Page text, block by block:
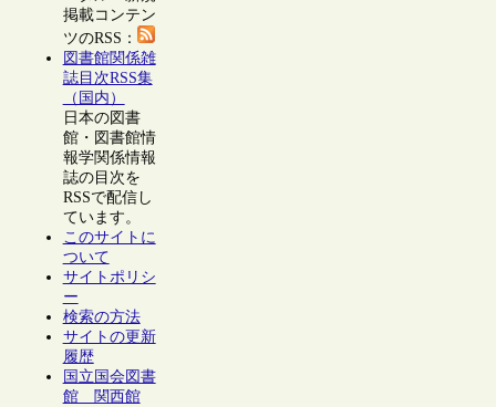
掲載コンテン
ツのRSS：
図書館関係雑
誌目次RSS集
（国内）
日本の図書
館・図書館情
報学関係情報
誌の目次を
RSSで配信し
ています。
このサイトに
ついて
サイトポリシ
ー
検索の方法
サイトの更新
履歴
国立国会図書
館 関西館